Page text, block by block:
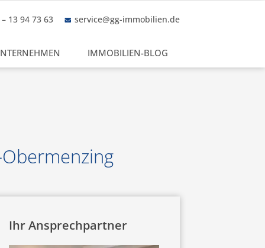
13 94 73 63 service@gg-immobilien.de
IMMOBILIEN-BLOG
Ihr Ansprechpartner